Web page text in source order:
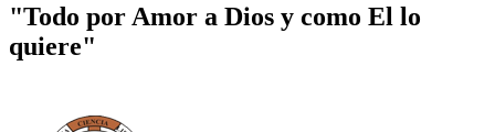
"Todo por Amor a Dios y como El lo
quiere"